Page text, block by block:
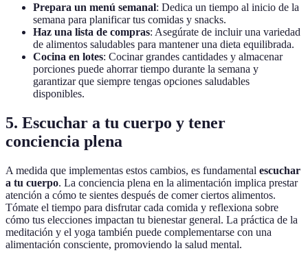
Prepara un menú semanal: Dedica un tiempo al inicio de la
semana para planificar tus comidas y snacks.
Haz una lista de compras: Asegúrate de incluir una variedad
de alimentos saludables para mantener una dieta equilibrada.
Cocina en lotes: Cocinar grandes cantidades y almacenar
porciones puede ahorrar tiempo durante la semana y
garantizar que siempre tengas opciones saludables
disponibles.
5. Escuchar a tu cuerpo y tener
conciencia plena
A medida que implementas estos cambios, es fundamental escuchar
a tu cuerpo. La conciencia plena en la alimentación implica prestar
atención a cómo te sientes después de comer ciertos alimentos.
Tómate el tiempo para disfrutar cada comida y reflexiona sobre
cómo tus elecciones impactan tu bienestar general. La práctica de la
meditación y el yoga también puede complementarse con una
alimentación consciente, promoviendo la salud mental.